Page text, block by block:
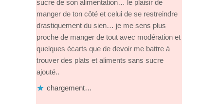
sucre de son alimentation… le plaisir de
manger de ton côté et celui de se restreindre
drastiquement du sien… je me sens plus
proche de manger de tout avec modération et
quelques écarts que de devoir me battre à
trouver des plats et aliments sans sucre
ajouté..
chargement…